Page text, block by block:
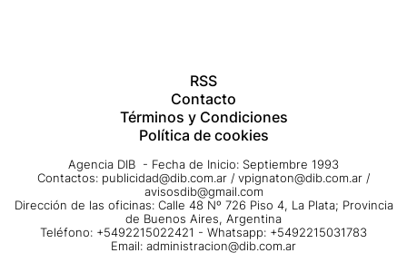
RSS
Contacto
Términos y Condiciones
Política de cookies
Agencia DIB - Fecha de Inicio: Septiembre 1993
Contactos: publicidad@dib.com.ar / vpignaton@dib.com.ar /
avisosdib@gmail.com
Dirección de las oficinas: Calle 48 Nº 726 Piso 4, La Plata; Provincia
de Buenos Aires, Argentina
Teléfono: +5492215022421 - Whatsapp: +5492215031783
Email: administracion@dib.com.ar